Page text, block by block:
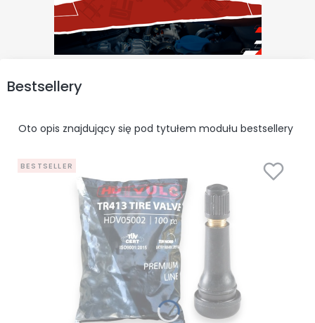
Bestsellery
Oto opis znajdujący się pod tytułem modułu bestsellery
BESTSELLER